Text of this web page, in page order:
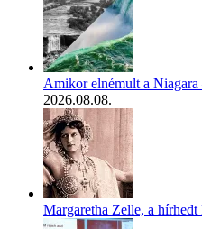
Amikor elnémult a
2026.08.08.
Margaretha Zelle, a hírhedt